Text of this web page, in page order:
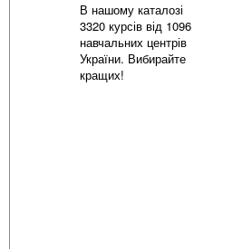
В нашому каталозі
3320 курсів від 1096
навчальних центрів
України. Вибирайте
кращих!